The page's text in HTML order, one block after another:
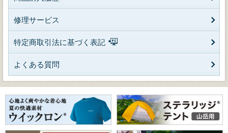
修理サービス
特定商取引法に基づく表記
よくある質問